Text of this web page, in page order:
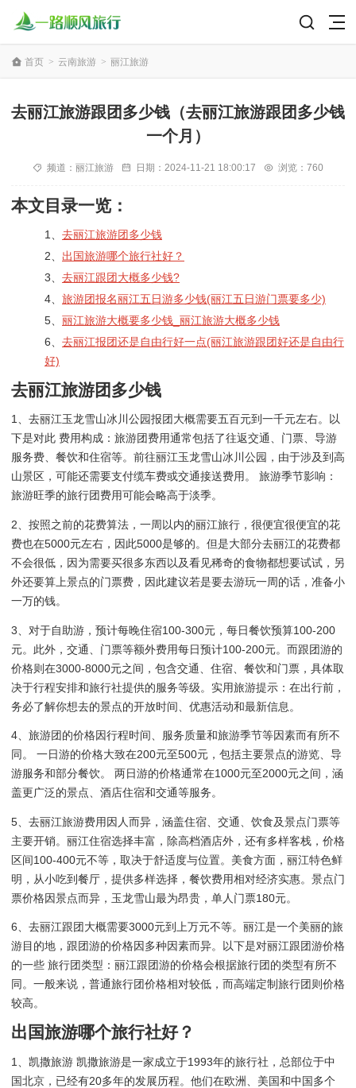
首页 > 云南旅游 > 丽江旅游
去丽江旅游跟团多少钱（去丽江旅游跟团多少钱
一个月）
频道： 丽江旅游 日期： 2024-11-21 18:00:17 浏览：760
本文目录一览：
1、 去丽江旅游团多少钱
2、 出国旅游哪个旅行社好？
3、 去丽江跟团大概多少钱?
4、 旅游团报名丽江五日游多少钱(丽江五日游门票要多少)
5、 丽江旅游大概要多少钱_丽江旅游大概多少钱
6、 去丽江报团还是自由行好一点(丽江旅游跟团好还是自由行
好)
去丽江旅游团多少钱
1、去丽江玉龙雪山冰川公园报团大概需要五百元到一千元左右。以
下是对此 费用构成：旅游团费用通常包括了往返交通、门票、导游
服务费、餐饮和住宿等。前往丽江玉龙雪山冰川公园，由于涉及到高
山景区，可能还需要支付缆车费或交通接送费用。 旅游季节影响：
旅游旺季的旅行团费用可能会略高于淡季。
2、按照之前的花费算法，一周以内的丽江旅行，很便宜很便宜的花
费也在5000元左右，因此5000是够的。但是大部分去丽江的花费都
不会很低，因为需要买很多东西以及看见稀奇的食物都想要试试，另
外还要算上景点的门票费，因此建议若是要去游玩一周的话，准备小
一万的钱。
3、对于自助游，预计每晚住宿100-300元，每日餐饮预算100-200
元。此外，交通、门票等额外费用每日预计100-200元。而跟团游的
价格则在3000-8000元之间，包含交通、住宿、餐饮和门票，具体取
决于行程安排和旅行社提供的服务等级。实用旅游提示：在出行前，
务必了解你想去的景点的开放时间、优惠活动和最新信息。
4、旅游团的价格因行程时间、服务质量和旅游季节等因素而有所不
同。 一日游的价格大致在200元至500元，包括主要景点的游览、导
游服务和部分餐饮。 两日游的价格通常在1000元至2000元之间，涵
盖更广泛的景点、酒店住宿和交通等服务。
5、去丽江旅游费用因人而异，涵盖住宿、交通、饮食及景点门票等
主要开销。丽江住宿选择丰富，除高档酒店外，还有多样客栈，价格
区间100-400元不等，取决于舒适度与位置。美食方面，丽江特色鲜
明，从小吃到餐厅，提供多样选择，餐饮费用相对经济实惠。景点门
票价格因景点而异，玉龙雪山最为昂贵，单人门票180元。
6、去丽江跟团大概需要3000元到上万元不等。丽江是一个美丽的旅
游目的地，跟团游的价格因多种因素而异。以下是对丽江跟团游价格
的一些 旅行团类型：丽江跟团游的价格会根据旅行团的类型有所不
同。一般来说，普通旅行团价格相对较低，而高端定制旅行团则价格
较高。
出国旅游哪个旅行社好？
1、凯撒旅游 凯撒旅游是一家成立于1993年的旅行社，总部位于中
国北京，已经有20多年的发展历程。他们在欧洲、美国和中国多个